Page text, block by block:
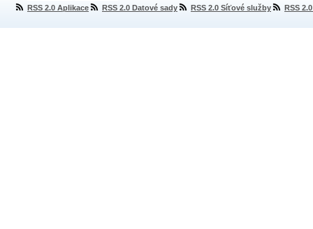
RSS 2.0 Aplikace
RSS 2.0 Datové sady RSS 2.0 Síťové služby RSS